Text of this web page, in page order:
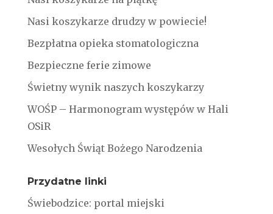
Nasi koszykarze drudzy w powiecie!
Bezpłatna opieka stomatologiczna
Bezpieczne ferie zimowe
Świetny wynik naszych koszykarzy
WOŚP – Harmonogram występów w Hali
OSiR
Wesołych Świąt Bożego Narodzenia
Przydatne linki
Świebodzice: portal miejski